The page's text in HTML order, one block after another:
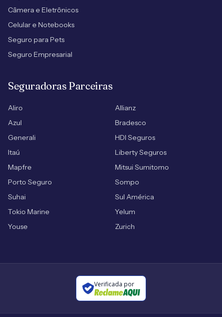
Câmera e Eletrônicos
Celular e Notebooks
Seguro para Pets
Seguro Empresarial
Seguradoras Parceiras
Aliro
Allianz
Azul
Bradesco
Generali
HDI Seguros
Itaú
Liberty Seguros
Mapfre
Mitsui Sumitomo
Porto Seguro
Sompo
Suhai
Sul América
Tokio Marine
Yelum
Youse
Zurich
Verificada por